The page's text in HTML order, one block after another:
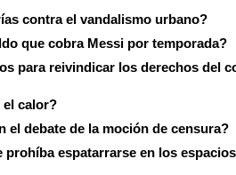
contra el vandalismo urbano?
que cobra Messi por temporada?
para reivindicar los derechos del
el calor?
el debate de la moción de censura?
prohíba espatarrarse en los espacios